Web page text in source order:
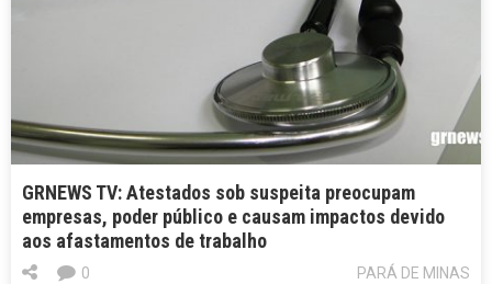
GRNEWS TV: Atestados sob suspeita preocupam
empresas, poder público e causam impactos devido
aos afastamentos de trabalho
PARÁ DE MINAS
0